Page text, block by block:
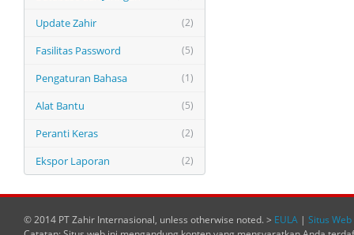
(2)
Update Zahir
(5)
Fasilitas Password
(1)
Pengaturan Bahasa
(5)
Alat Bantu
(2)
Peranti Keras
(2)
Ekspor Laporan
© 2014 PT Zahir Internasional, unless otherwise noted. > EULA | Situs